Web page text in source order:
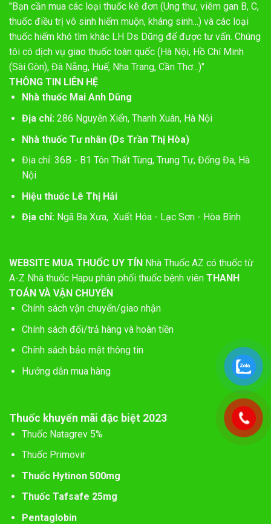
"Bạn cần mua các loại thuốc kê đơn (Ung thư, viêm gan B, C,
thuốc điều trị vô sinh hiếm muộn, kháng sinh...) và các loại
thuốc hiếm khó tìm khác LH Ds Dũng để được tư vấn. Chúng
tôi có dịch vụ giao thuốc toàn quốc (Hà Nội, Hồ Chí Minh
(Sài Gòn), Đà Nẵng, Huế, Nha Trang, Cần Thơ...)"
THÔNG TIN LIÊN HỆ
Nhà thuốc Mai Anh Dũng
Địa chỉ:286 Nguyễn Xiển, Thanh Xuân, Hà Nội
Nhà thuốc Tư nhân (Ds Trần Thị Hòa)
Địa chỉ: 36B - B1 Tôn Thất Tùng, Trung Tự, Đống Đa, Hà
Nội
Hiệu thuốc Lê Thị Hải
Địa chỉ: Ngã Ba Xưa, Xuất Hóa - Lạc Sơn - Hòa Bình
WEBSITE MUA THUỐC UY TÍN Nhà Thuốc AZ có thuốc từ
A-Z Nhà thuốc Hapu phân phối thuốc bệnh viên THANH
TOÁN VÀ VẬN CHUYỂN
Chính sách vận chuyển/giao nhận
Chính sách đổi/trả hàng và hoàn tiền
Chính sách bảo mật thông tin
Hướng dẫn mua hàng
Thuốc khuyến mãi đặc biệt 2023
Thuốc Natagrev 5%
Thuốc Primovir
Thuốc Hytinon 500mg
Thuốc Tafsafe 25mg
Pentaglobin